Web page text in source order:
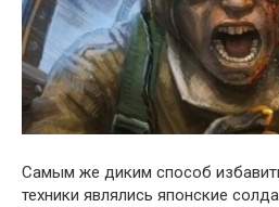
Самым же диким способ
техники являлись японские